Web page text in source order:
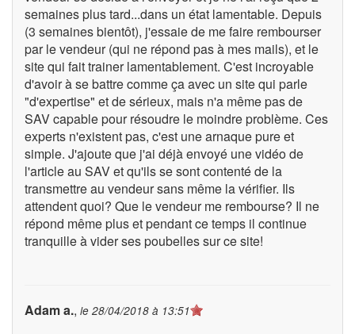
semaines plus tard...dans un état lamentable. Depuis
(3 semaines bientôt), j'essaie de me faire rembourser
par le vendeur (qui ne répond pas à mes mails), et le
site qui fait trainer lamentablement. C'est incroyable
d'avoir à se battre comme ça avec un site qui parle
"d'expertise" et de sérieux, mais n'a même pas de
SAV capable pour résoudre le moindre problème. Ces
experts n'existent pas, c'est une arnaque pure et
simple. J'ajoute que j'ai déjà envoyé une vidéo de
l'article au SAV et qu'ils se sont contenté de la
transmettre au vendeur sans même la vérifier. Ils
attendent quoi? Que le vendeur me rembourse? Il ne
répond même plus et pendant ce temps il continue
tranquille à vider ses poubelles sur ce site!
Adam a., le 28/04/2018 à 13:51